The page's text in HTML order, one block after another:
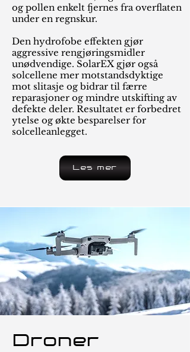
og pollen enkelt fjernes fra overflaten
under en regnskur.
Den hydrofobe effekten gjør
aggressive rengjøringsmidler
unødvendige. SolarEX gjør også
solcellene mer motstandsdyktige
mot slitasje og bidrar til færre
reparasjoner og mindre utskifting av
defekte deler. Resultatet er forbedret
ytelse og økte besparelser for
solcelleanlegget.
Les mer
Droner